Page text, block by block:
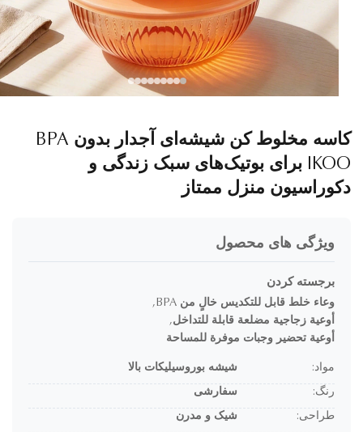
کاسه مخلوط کن شیشه‌ای آجدار بدون BPA
IKOO برای بوتیک‌های سبک زندگی و
منزل ممتاز
ویژگی های محصول
برجسته کردن
وعاء خلط قابل للتكديس خالٍ من BPA
أوعية زجاجية مضلعة قابلة للتداخل,
أوعية تحضير وجبات موفرة للمساحة
شیشه بوروسیلیکات بالا
سفارشی
طراحی: شیک و مدرن